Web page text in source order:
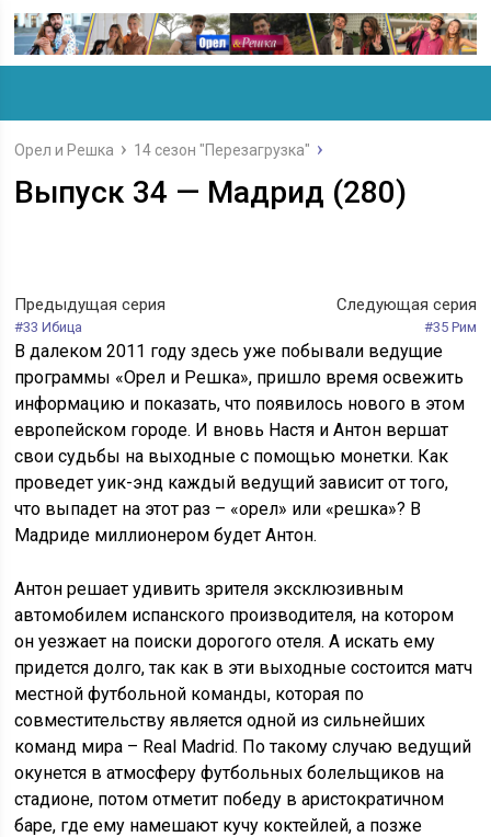
Орел и Решка 14 сезон "Перезагрузка"
Выпуск 34 — Мадрид (280)
Предыдущая серия
#33 Ибица
Следующая серия
#35 Рим
В далеком 2011 году здесь уже побывали ведущие
программы «Орел и Решка», пришло время освежить
информацию и показать, что появилось нового в этом
европейском городе. И вновь Настя и Антон вершат
свои судьбы на выходные с помощью монетки. Как
проведет уик-энд каждый ведущий зависит от того,
что выпадет на этот раз – «орел» или «решка»? В
Мадриде миллионером будет Антон.
Антон решает удивить зрителя эксклюзивным
автомобилем испанского производителя, на котором
он уезжает на поиски дорогого отеля. А искать ему
придется долго, так как в эти выходные состоится матч
местной футбольной команды, которая по
совместительству является одной из сильнейших
команд мира – Real Madrid. По такому случаю ведущий
окунется в атмосферу футбольных болельщиков на
стадионе, потом отметит победу в аристократичном
баре, где ему намешают кучу коктейлей, а позже